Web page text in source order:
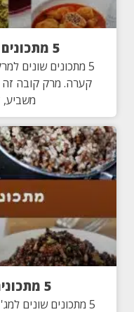
5 מתכונים שונים למרק קובה
5 מתכונים שונים
קערה. מרק קובה זה
5 מתכונים שונים למג'דרה
5 מתכונים שונים